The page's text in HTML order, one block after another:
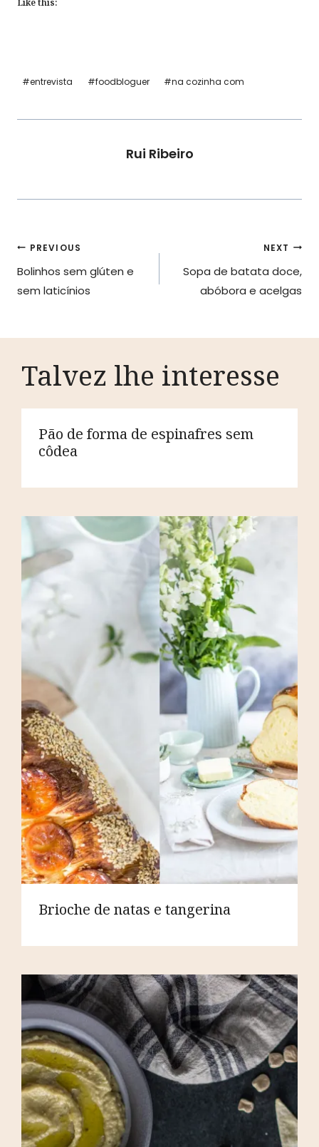
Like this:
Post
#entrevista #foodbloguer #na cozinha com
Rui Ribeiro
Navegação
de
PREVIOUS
Bolinhos sem glúten e
sem laticínios
NEXT
Sopa de batata doce,
abóbora e acelgas
Talvez lhe interesse
Pão de forma de espinafres sem
côdea
Brioche de natas e tangerina